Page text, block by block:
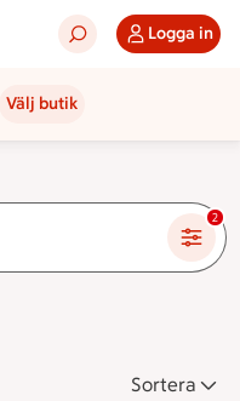
Logga in
Välj butik
2
Sortera